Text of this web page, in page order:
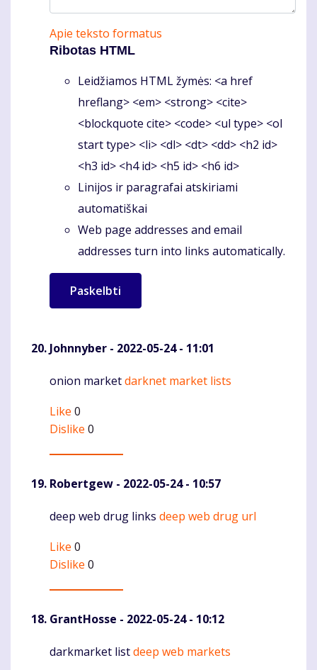
Apie teksto formatus
Ribotas HTML
Leidžiamos HTML žymės: <a href
hreflang> <em> <strong> <cite>
<blockquote cite> <code> <ul type> <ol
start type> <li> <dl> <dt> <dd> <h2 id>
<h3 id> <h4 id> <h5 id> <h6 id>
Linijos ir paragrafai atskiriami
automatiškai
Web page addresses and email
addresses turn into links automatically.
Johnnyber - 2022-05-24 - 11:01
Komentaras
onion marketdarknet market lists
Like 0
Dislike 0
Robertgew - 2022-05-24 - 10:57
Komentaras
deep web drug links deep web drug url
Like 0
Dislike 0
GrantHosse - 2022-05-24 - 10:12
Komentaras
darkmarket listdeep web markets